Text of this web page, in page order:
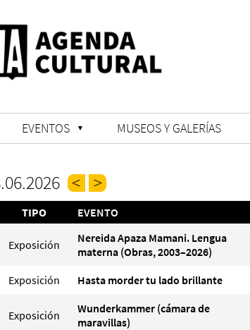
EVENTOS MUSEOS Y GALERÍAS
TIPO EVENTO
Exposición
Nereida Apaza Mamani. Lengua
materna (Obras, 2003–2026)
Exposición Hasta morder tu lado brillante
Exposición
Wunderkammer (cámara de
maravillas)